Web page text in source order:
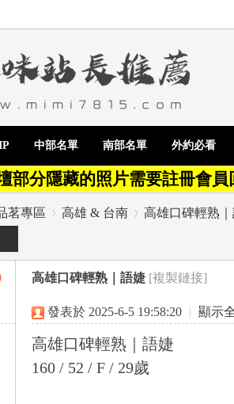
中部名單 南部名單 外約必看
部分隱藏的照片需要註冊會
茗專區
›
高雄 & 台南
›
高雄口碑輕熟
高雄口碑輕熟｜語婕 [複製鏈接]
發表於 2025-6-5 19:58:20 | 顯示
高雄口碑輕熟｜語婕
160 / 52 / F / 29歲